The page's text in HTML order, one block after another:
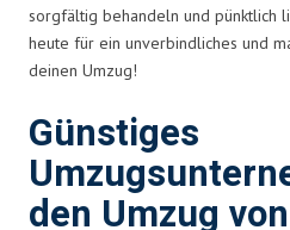
sorgfältig behandeln und pünktlich
heute für ein unverbindliches und
deinen Umzug!
Günstiges
den Umzug